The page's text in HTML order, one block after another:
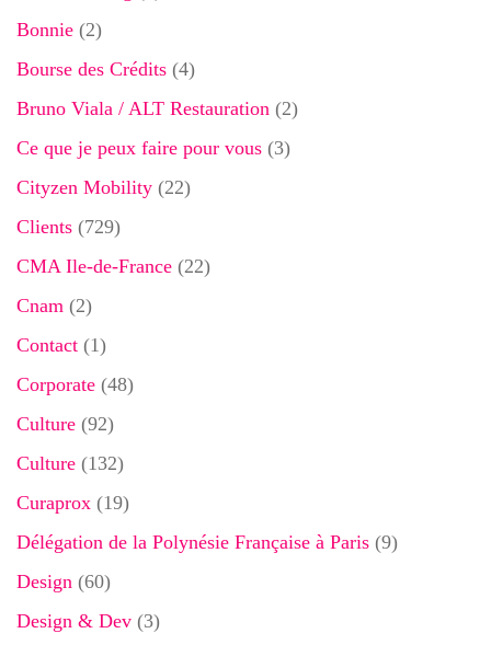
Bonnie (2)
Bourse des Crédits (4)
Bruno Viala / ALT Restauration (2)
Ce que je peux faire pour vous (3)
Cityzen Mobility (22)
Clients (729)
CMA Ile-de-France (22)
Cnam (2)
Contact (1)
Corporate (48)
Culture (92)
Culture (132)
Curaprox (19)
Délégation de la Polynésie Française à Paris (9)
Design (60)
Design & Dev (3)